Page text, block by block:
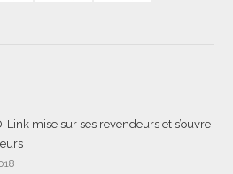
Link mise sur ses revendeurs et s’ouvre